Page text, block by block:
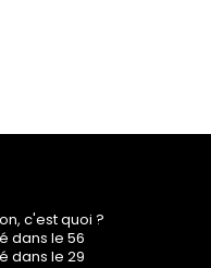
c'est quoi ?
dans le 56
dans le 29